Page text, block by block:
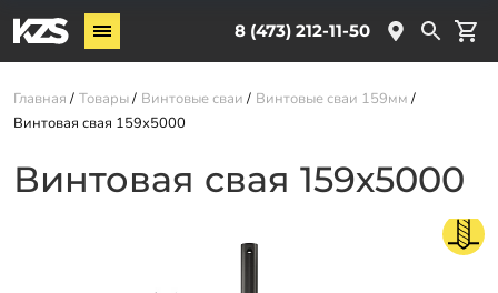
8 (473) 212-11-50
Винтовые сваи
Комплектующие
Услуги
О компании
Главная Товары Винтовые сваи
Винтовые сваи 159мм
Винтовая свая 159х5000
Винтовая свая 159х5000